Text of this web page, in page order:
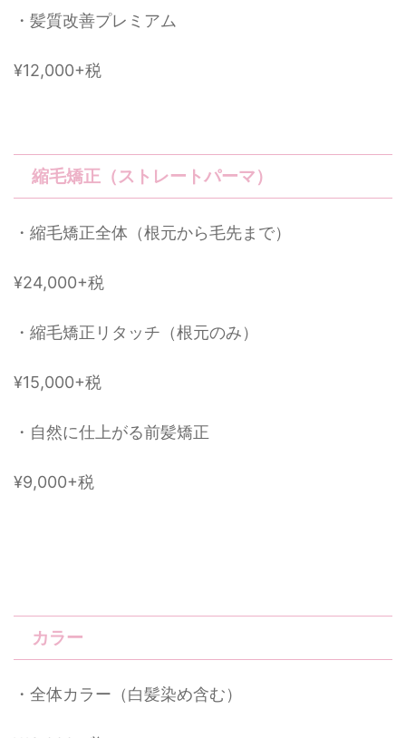
・髪質改善プレミアム
¥12,000+税
縮毛矯正（ストレートパーマ）
・縮毛矯正全体（根元から毛先まで）
¥24,000+税
・縮毛矯正リタッチ（根元のみ）
¥15,000+税
・自然に仕上がる前髪矯正
¥9,000+税
カラー
・全体カラー（白髪染め含む）